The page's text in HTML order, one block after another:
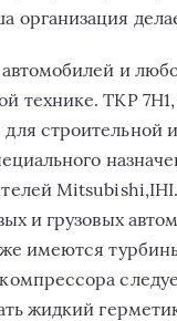
и
технике. ТКР
строительной
и грузовых
имеются
жидкий